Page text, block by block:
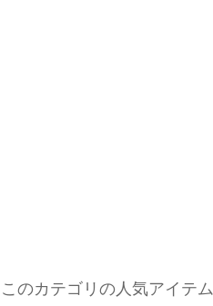
このカテゴリの人気アイテム